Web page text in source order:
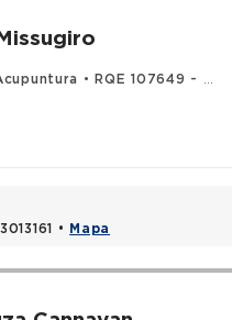
• RQE 107649 - Medicina intensiva
• Mapa